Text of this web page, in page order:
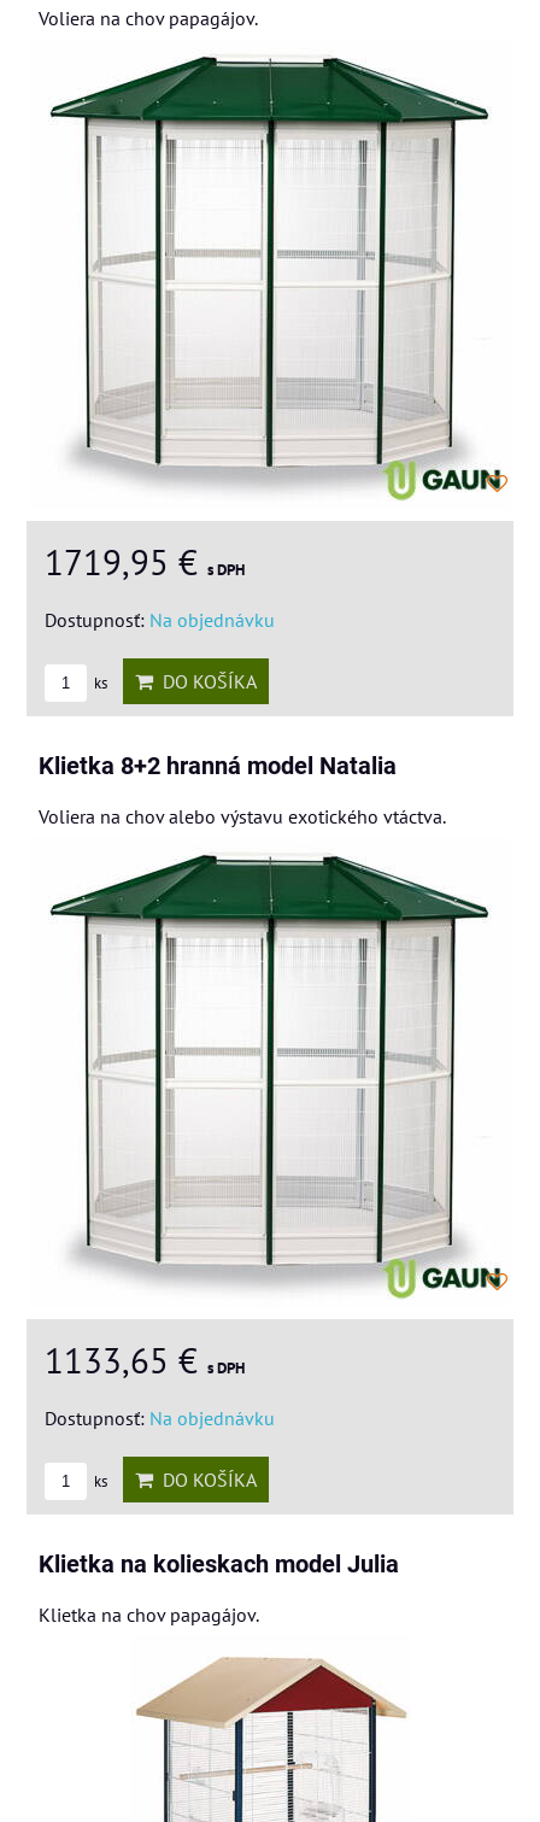
Voliera na chov papagájov.
1719,95 € s DPH
Dostupnosť: Na objednávku
ks DO KOŠÍKA
Klietka 8+2 hranná model Natalia
Voliera na chov alebo výstavu exotického vtáctva.
1133,65 € s DPH
Dostupnosť: Na objednávku
ks DO KOŠÍKA
Klietka na kolieskach model Julia
Klietka na chov papagájov.